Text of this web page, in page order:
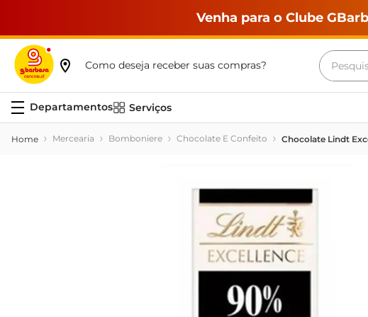
Venha para o Clube
Como deseja receber suas compras?
Serviços
Mercearia Bomboniere Chocolate E Confeito Chocolate Lindt